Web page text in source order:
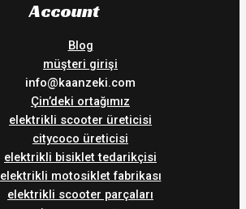
Account
Blog
müşteri girişi
info@kaanzeki.com
Çin’deki ortağımız
elektrikli scooter üreticisi
citycoco üreticisi
elektrikli bisiklet tedarikçisi
elektrikli motosiklet fabrikası
elektrikli scooter parçaları